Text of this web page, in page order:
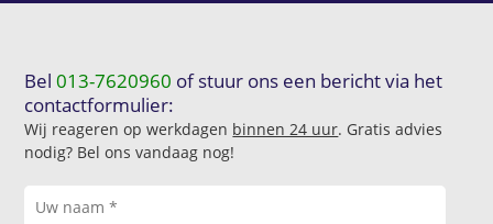
Bel013-7620960 of stuur ons een bericht via het
contactformulier:
Wij reageren op werkdagen binnen 24 uur. Gratis advies
nodig? Bel ons vandaag nog!